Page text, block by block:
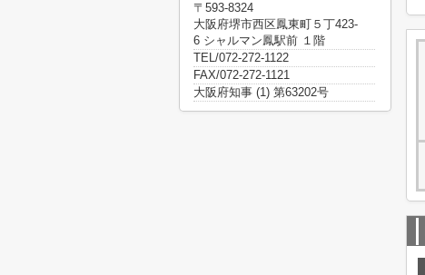
〒593-8324
大阪府堺市西区鳳東町５丁423-
6 シャルマン鳳駅前 １階
TEL/072-272-1122
FAX/072-272-1121
大阪府知事 (1) 第63202号